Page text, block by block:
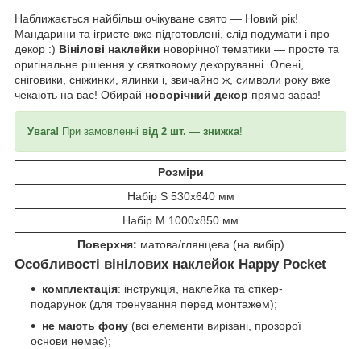
Наближається найбільш очікуване свято — Новий рік!
Мандарини та ігристе вже підготовлені, слід подумати і про
декор :) Вінілові наклейки новорічної тематики — просте та
оригінальне рішення у святковому декоруванні. Олені,
сніговики, сніжинки, ялинки і, звичайно ж, символи року вже
чекають на вас! Обирай новорічний декор прямо зараз!
Увага! При замовленні від 2 шт. — знижка!
Розміри
Набір S 530x640 мм
Набір M 1000x850 мм
Поверхня: матова/глянцева (на вибір)
Особливості вінілових наклейок Happy Pocket
комплектація: інструкція, наклейка та стікер-
подарунок (для тренування перед монтажем);
не мають фону (всі елементи вирізані, прозорої
основи немає);